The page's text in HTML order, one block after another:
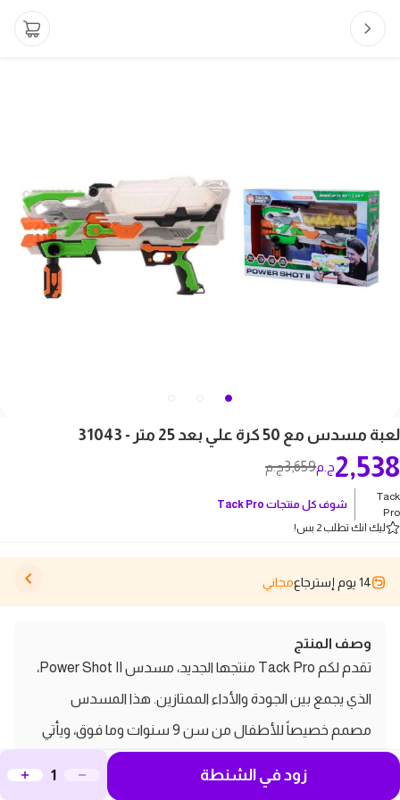
لعبة مسدس مع 50 كرة علي بعد 25 متر - 31043
3,659ج.م 2,538ج.م
Tack
Pro
شوف كل منتجات Tack Pro
ليك انك تطلب 2 بس!
14 يوم إسترجاع مجاني
وصف المنتج
تقدم لكم Tack Pro منتجها الجديد، مسدس Power Shot II،
الذي يجمع بين الجودة والأداء الممتازين. هذا المسدس
مصمم خصيصاً للأطفال من سن 9 سنوات وما فوق، ويأتي
بطول 50 سم، مما يجعله سهل الاستخدام وملائم للعب.
يتميز المسدس بمدى فعال يصل إلى 25 متر، مما يتيح
زود في الشنطة